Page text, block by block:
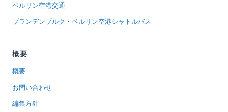
ベルリン空港交通
ブランデンブルク・ベルリン空港シャトルバス
概要
概要
お問い合わせ
編集方針